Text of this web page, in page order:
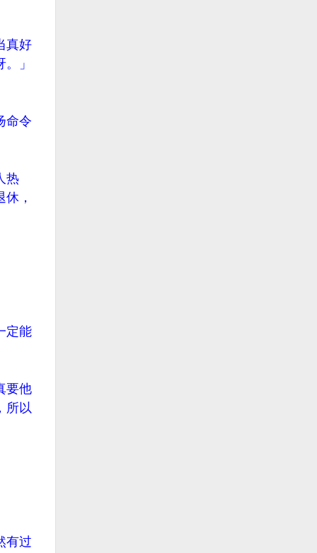
真好
」
命令
热
，
定能
要他
所以
有过